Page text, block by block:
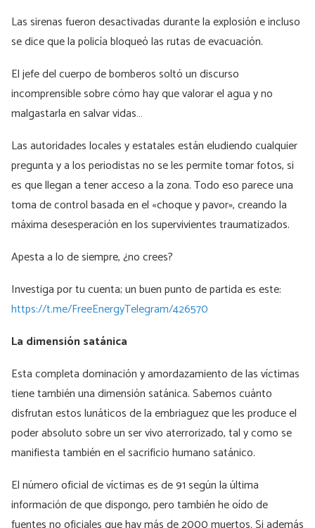
Las sirenas fueron desactivadas durante la explosión e incluso
se dice que la policía bloqueó las rutas de evacuación.
El jefe del cuerpo de bomberos soltó un discurso
incomprensible sobre cómo hay que valorar el agua y no
malgastarla en salvar vidas…
Las autoridades locales y estatales están eludiendo cualquier
pregunta y a los periodistas no se les permite tomar fotos, si
es que llegan a tener acceso a la zona. Todo eso parece una
toma de control basada en el «choque y pavor», creando la
máxima desesperación en los supervivientes traumatizados.
Apesta a lo de siempre, ¿no crees?
Investiga por tu cuenta; un buen punto de partida es este:
https://t.me/FreeEnergyTelegram/426570
La dimensión satánica
Esta completa dominación y amordazamiento de las víctimas
tiene también una dimensión satánica. Sabemos cuánto
disfrutan estos lunáticos de la embriaguez que les produce el
poder absoluto sobre un ser vivo aterrorizado, tal y como se
manifiesta también en el sacrificio humano satánico.
El número oficial de víctimas es de 91 según la última
información de que dispongo, pero también he oído de